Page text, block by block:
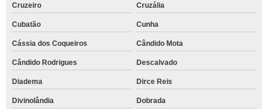
Cruzeiro Cruzália
Cubatão Cunha
Cássia dos Coqueiros Cândido Mota
Cândido Rodrigues Descalvado
Diadema Dirce Reis
Divinolândia Dobrada